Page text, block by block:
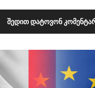
ᲨᲔᲓᲘᲗ ᲓᲐᲢᲝᲕᲝᲜ